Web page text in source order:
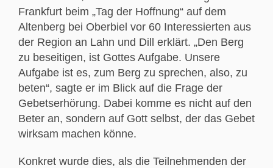
Frankfurt beim „Tag der Hoffnung“ auf dem
Altenberg bei Oberbiel vor 60 Interessierten aus
der Region an Lahn und Dill erklärt. „Den Berg
zu beseitigen, ist Gottes Aufgabe. Unsere
Aufgabe ist es, zum Berg zu sprechen, also, zu
beten“, sagte er im Blick auf die Frage der
Gebetserhörung. Dabei komme es nicht auf den
Beter an, sondern auf Gott selbst, der das Gebet
wirksam machen könne.
Konkret wurde dies, als die Teilnehmenden der